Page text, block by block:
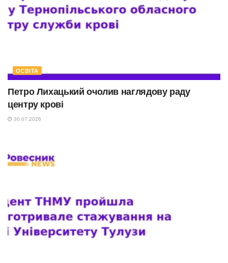
ОСВІТА
Петро Лихацький очолив наглядову раду
центру крові
30.07.2026